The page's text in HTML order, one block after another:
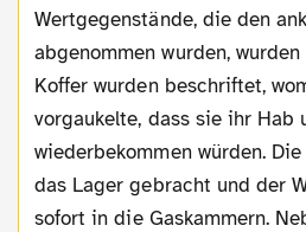
Wertgegenstände, die den
abgenommen wurden,
Koffer wurden beschriftet,
vorgaukelte, dass sie ihr Hab
wiederbekommen würden.
das Lager gebracht und der
sofort in die Gaskammern.